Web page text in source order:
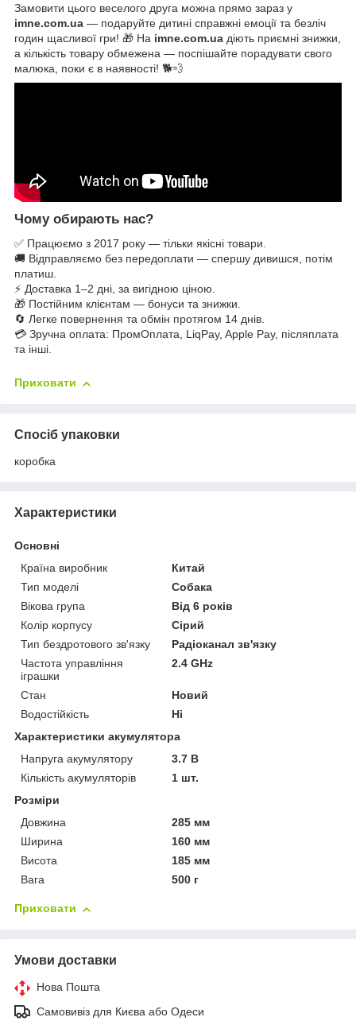
Замовити цього веселого друга можна прямо зараз у
imne.com.ua — подаруйте дитині справжні емоції та безліч
годин щасливої гри! 🎁 На imne.com.ua діють приємні знижки,
а кількість товару обмежена — поспішайте порадувати свого
малюка, поки є в наявності! 🐕💨
Чому обирають нас?
✅ Працюємо з 2017 року — тільки якісні товари.
🚚 Відправляємо без передоплати — спершу дивишся, потім
платиш.
⚡ Доставка 1–2 дні, за вигідною ціною.
🎁 Постійним клієнтам — бонуси та знижки.
🔄 Легке повернення та обмін протягом 14 днів.
💳 Зручна оплата: ПромОплата, LiqPay, Apple Pay, післяплата
та інші.
Приховати
Спосіб упаковки
коробка
Характеристики
Основні
Країна виробник
Китай
Тип моделі
Собака
Вікова група
Від 6 років
Колір корпусу
Сірий
Тип бездротового зв'язку
Радіоканал зв'язку
Частота управління
іграшки
2.4 GHz
Стан
Новий
Водостійкість
Ні
Характеристики акумулятора
Напруга акумулятору
3.7 В
Кількість акумуляторів
1 шт.
Розміри
Довжина
285 мм
Ширина
160 мм
Висота
185 мм
Вага
500 г
Приховати
Умови доставки
Нова Пошта
Самовивіз для Києва або Одеси